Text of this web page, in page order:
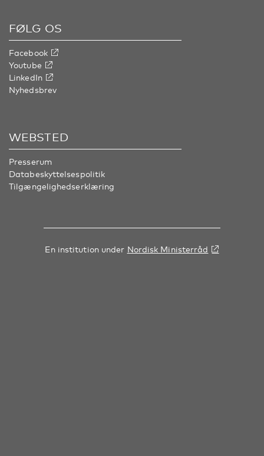
FØLG OS
Facebook
Youtube
LinkedIn
Nyhedsbrev
WEBSTED
Presserum
Databeskyttelsespolitik
Tilgængelighedserklæring
En institution under Nordisk Ministerråd